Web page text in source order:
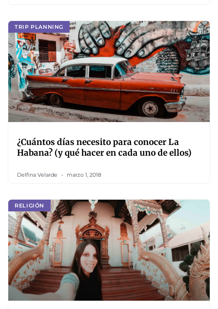
TRIP PLANNING
¿Cuántos días necesito para conocer La
Habana? (y qué hacer en cada uno de ellos)
Delfina Velarde marzo 1, 2018
RELIGIÓN